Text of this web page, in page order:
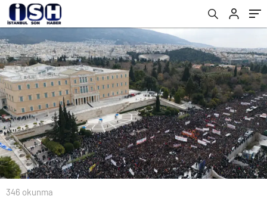
düzenlendi
346 okunma
nedeniyle yayımlanamadı